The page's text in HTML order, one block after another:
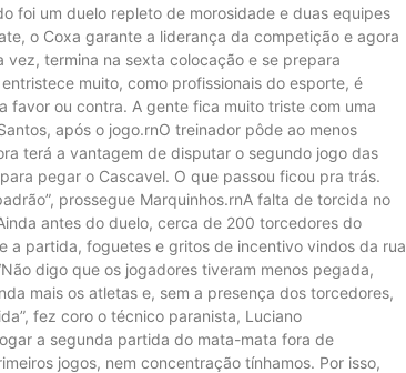
foi um duelo repleto de morosidade e duas equipes
o Coxa garante a liderança da competição e agora
termina na sexta colocação e se prepara
muito, como profissionais do esporte, é
favor ou contra. A gente fica muito triste com uma
após o jogo.rnO treinador pôde ao menos
terá a vantagem de disputar o segundo jogo das
pegar o Cascavel. O que passou ficou pra trás.
prossegue Marquinhos.rnA falta de torcida no
antes do duelo, cerca de 200 torcedores do
a partida, foguetes e gritos de incentivo vindos da rua
digo que os jogadores tiveram menos pegada,
mais os atletas e, sem a presença dos torcedores,
fez coro o técnico paranista, Luciano
a segunda partida do mata-mata fora de
jogos, nem concentração tínhamos. Por isso,